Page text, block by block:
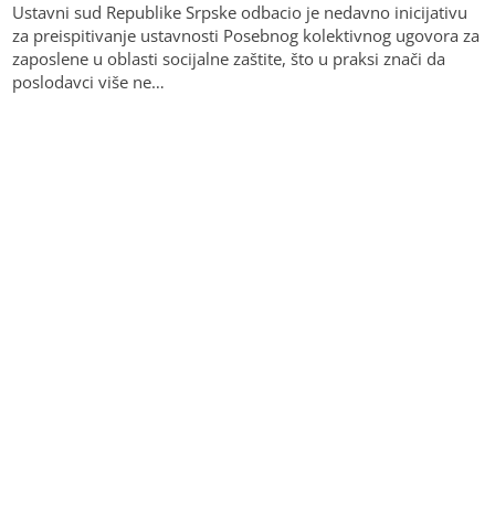
Ustavni sud Republike Srpske odbacio je nedavno inicijativu
za preispitivanje ustavnosti Posebnog kolektivnog ugovora za
zaposlene u oblasti socijalne zaštite, što u praksi znači da
poslodavci više ne…